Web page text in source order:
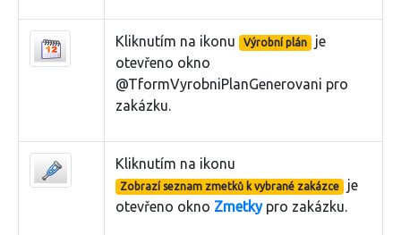
Kliknutím na ikonu Výrobní plán je
otevřeno okno
@TformVyrobniPlanGenerovani pro
zakázku.
Kliknutím na ikonu
Zobrazí seznam zmetků k vybrané zakázce
je
otevřeno okno Zmetkypro zakázku.